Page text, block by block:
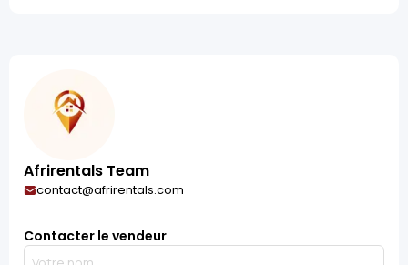
Afrirentals Team
contact@afrirentals.com
Contacter le vendeur